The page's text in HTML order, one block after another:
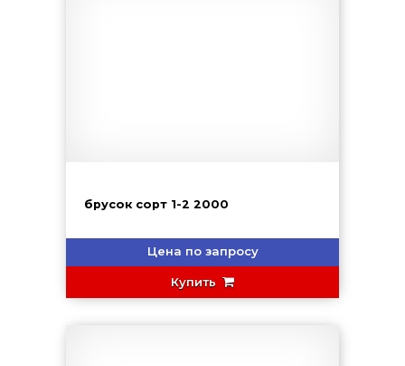
брусок сорт 1-2 2000
Цена по запросу
Купить